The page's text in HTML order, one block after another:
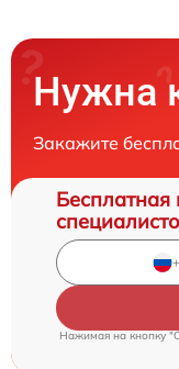
Нужна
Закажите
Бесплатная
Нажимая на кнопку